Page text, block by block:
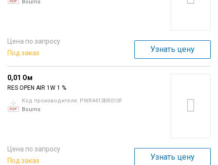
Bourns
Цена по запросу
Под заказ
Узнать цену
0,01 Ом
RES OPEN AIR 1W 1 %
Код производителя: PWR4413BR010F
Bourns
Цена по запросу
Под заказ
Узнать цену